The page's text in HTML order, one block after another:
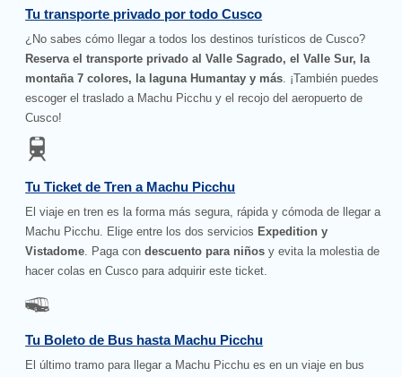
Tu transporte privado por todo Cusco
¿No sabes cómo llegar a todos los destinos turísticos de Cusco?
Reserva el transporte privado al Valle Sagrado, el Valle Sur, la
montaña 7 colores, la laguna Humantay y más. ¡También puedes
escoger el traslado a Machu Picchu y el recojo del aeropuerto de
Cusco!
Tu Ticket de Tren a Machu Picchu
El viaje en tren es la forma más segura, rápida y cómoda de llegar a
Machu Picchu. Elige entre los dos servicios Expedition y
Vistadome. Paga condescuento para niños y evita la molestia de
hacer colas en Cusco para adquirir este ticket.
Tu Boleto de Bus hasta Machu Picchu
El último tramo para llegar a Machu Picchu es en un viaje en bus